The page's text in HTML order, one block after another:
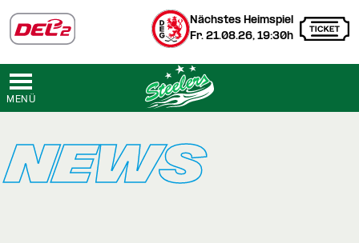
Nächstes Heimspiel
Fr. 21.08.26, 19:30h
MENÜ
NEWS